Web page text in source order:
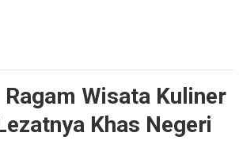
Wisata Kuliner
Khas Negeri